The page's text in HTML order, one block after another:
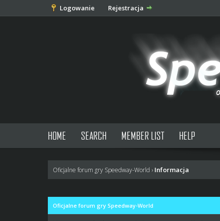
Logowanie Rejestracja
HOME SEARCH MEMBER LIST HELP
Oficjalne forum gry Speedway-World › Informacja
Oficjalne forum gry Speedway-World